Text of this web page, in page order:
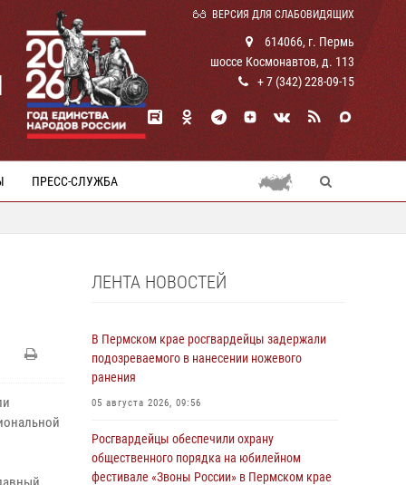
ВЕРСИЯ ДЛЯ СЛАБОВИДЯЩИХ
614066, г. Пермь
шоссе Космонавтов, д. 113
+ 7 (342) 228-09-15
ПРЕСС-СЛУЖБА
ЛЕНТА НОВОСТЕЙ
В Пермском крае росгвардейцы задержали
подозреваемого в нанесении ножевого
ранения
05 августа 2026, 09:56
Росгвардейцы обеспечили охрану
общественного порядка на юбилейном
фестивале «Звоны России» в Пермском крае